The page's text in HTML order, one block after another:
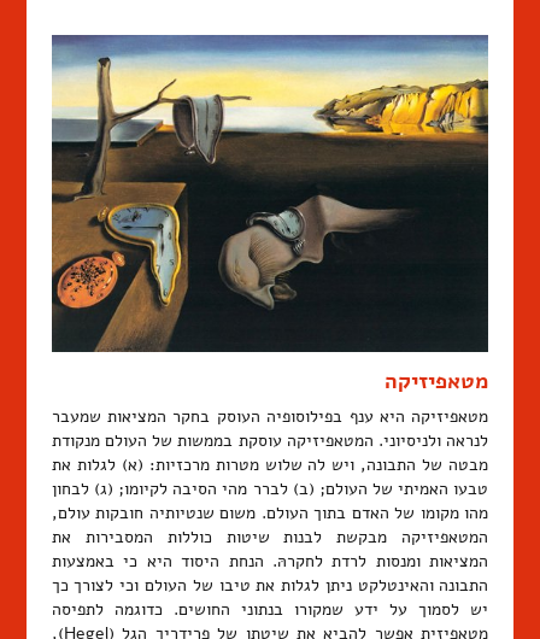
מטאפיזיקה
מטאפיזיקה היא ענף בפילוסופיה העוסק בחקר המציאות שמעבר
לנראה ולניסיוני. המטאפיזיקה עוסקת בממשות של העולם מנקודת
מבטה של התבונה, ויש לה שלוש מטרות מרכזיות: (א) לגלות את
טבעו האמיתי של העולם; (ב) לברר מהי הסיבה לקיומו; (ג) לבחון
מהו מקומו של האדם בתוך העולם. משום שנטיותיה חובקות עולם,
המטאפיזיקה מבקשת לבנות שיטות כוללות המסבירות את
המציאות ומנסות לרדת לחקרהּ. הנחת היסוד היא כי באמצעות
התבונה והאינטלקט ניתן לגלות את טיבו של העולם וכי לצורך כך
יש לסמוך על ידע שמקורו בנתוני החושים. כדוגמה לתפיסה
מטאפיזית אפשר להביא את שיטתו של פרידריך הגל (Hegel),